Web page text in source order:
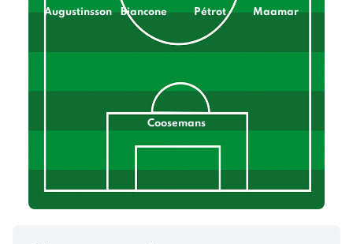
Augustinsson Biancone Pétrot Maamar
Coosemans